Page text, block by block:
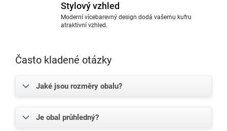
Stylový vzhled
Moderní vícebarevný design dodá vašemu kufru
atraktivní vzhled.
Často kladené otázky
Jaké jsou rozměry obalu?
Je obal průhledný?